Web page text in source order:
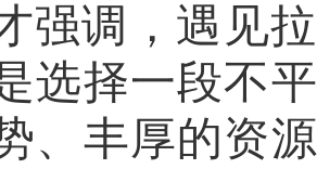
强调，遇见
选择一段不
、丰厚的资